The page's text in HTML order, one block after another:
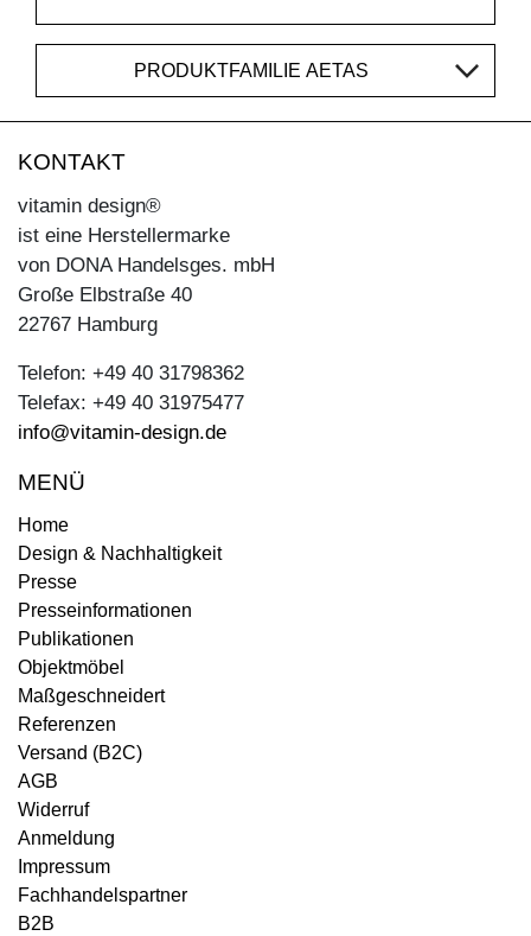
PRODUKTFAMILIE AETAS
KONTAKT
vitamin design®
ist eine Herstellermarke
von DONA Handelsges. mbH
Große Elbstraße 40
22767 Hamburg
Telefon: +49 40 31798362
Telefax: +49 40 31975477
info@vitamin-design.de
MENÜ
Home
Design & Nachhaltigkeit
Presse
Presseinformationen
Publikationen
Objektmöbel
Maßgeschneidert
Referenzen
Versand (B2C)
AGB
Widerruf
Anmeldung
Impressum
Fachhandelspartner
B2B